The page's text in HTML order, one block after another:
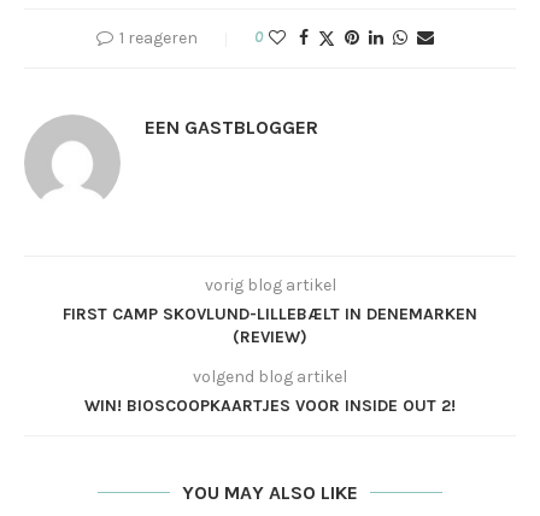
1 reageren 0
EEN GASTBLOGGER
vorig blog artikel
FIRST CAMP SKOVLUND-LILLEBÆLT IN DENEMARKEN
(REVIEW)
volgend blog artikel
WIN! BIOSCOOPKAARTJES VOOR INSIDE OUT 2!
YOU MAY ALSO LIKE